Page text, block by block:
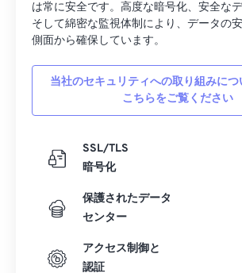
は常に安全です。高度な暗号化、安全なデ
そして綿密な監視体制により、データの
側面から確保しています。
当社のセキュリティへの取り組みに
こちらをご覧ください
SSL/TLS
暗号化
保護されたデータ
センター
アクセス制御と
認証